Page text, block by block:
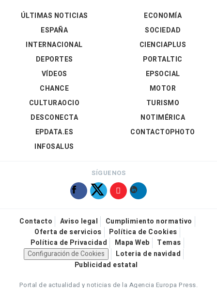
ÚLTIMAS NOTICIAS
ESPAÑA
INTERNACIONAL
DEPORTES
VÍDEOS
ECONOMÍA
SOCIEDAD
CIENCIAPLUS
PORTALTIC
EPSOCIAL
CHANCE
CULTURAOCIO
DESCONECTA
EPDATA.ES
INFOSALUS
MOTOR
TURISMO
NOTIMÉRICA
CONTACTOPHOTO
SÍGUENOS
Contacto Aviso legal
Cumplimiento normativo
Oferta de servicios
Política de Cookies
Política de Privacidad
Mapa Web
Temas
Configuración de Cookies
Loteria de navidad
Publicidad estatal
Portal de actualidad y noticias de la Agencia Europa Press.